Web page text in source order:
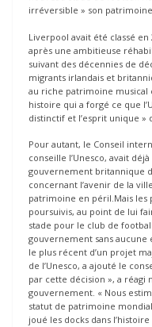
irréversible » son
Liverpool avait été classé
après une ambitieuse
suivant des décennies de
migrants irlandais et
au riche patrimoine musical
histoire qui a forgé ce que
distinctif et l’esprit unique »
Pour autant, le Conseil
conseille l’Unesco, avait
gouvernement britannique
concernant l’avenir de la
patrimoine en péril.Mais les
poursuivis, au point de lui
stade pour le club de
gouvernement sans aucune
le plus récent d’un projet
de l’Unesco, a ajouté le
par cette décision », a
gouvernement. « Nous
statut de patrimoine
joué les docks dans